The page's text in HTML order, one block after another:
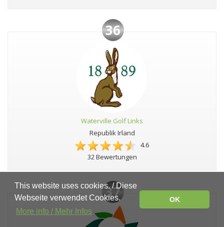
36
Waterville Golf Links
Republik Irland
4.6
32 Bewertungen
37
This website uses cookies. / Diese
Webseite verwendet Cookies.
More info / Mehr Infos
OK